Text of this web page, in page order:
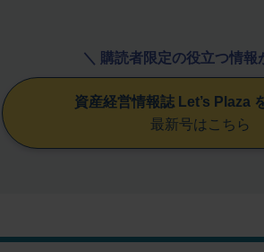
＼ 購読者限定の役立つ情報
資産経営情報誌 Let’s Plaza
最新号はこちら